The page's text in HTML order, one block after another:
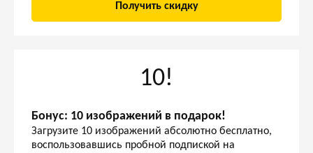
Получить скидку
10!
Бонус: 10 изображений в подарок!
Загрузите 10 изображений абсолютно бесплатно,
воспользовавшись пробной подпиской на